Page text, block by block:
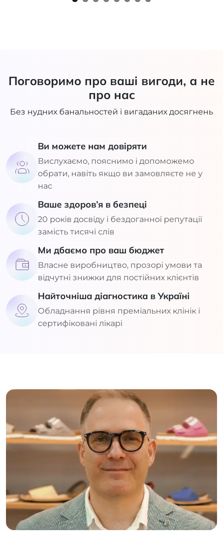
Поговоримо про ваші вигоди, а не
про нас
Без нудних банальностей і вигаданих досягнень
Ви можете нам довіряти
Вислухаємо, пояснимо і допоможемо
обрати, навіть якщо ви замовляєте не у
нас
Ваше здоров’я в безпеці
20 років досвіду і бездоганної репутації
замість тисячі слів
Ми дбаємо про ваш бюджет
Власне виробництво, прозорі умови та
відчутні знижки для постійних клієнтів
Найточніша діагностика в Україні
Обладнання рівня преміальних клінік і
сертифіковані лікарі